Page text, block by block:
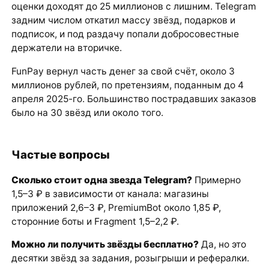
оценки доходят до 25 миллионов с лишним. Telegram
задним числом откатил массу звёзд, подарков и
подписок, и под раздачу попали добросовестные
держатели на вторичке.
FunPay вернул часть денег за свой счёт, около 3
миллионов рублей, по претензиям, поданным до 4
апреля 2025-го. Большинство пострадавших заказов
было на 30 звёзд или около того.
Частые вопросы
Сколько стоит одна звезда Telegram?Примерно
1,5–3 ₽ в зависимости от канала: магазины
приложений 2,6–3 ₽, PremiumBot около 1,85 ₽,
сторонние боты и Fragment 1,5–2,2 ₽.
Можно ли получить звёзды бесплатно?Да, но это
десятки звёзд за задания, розыгрыши и рефералки.